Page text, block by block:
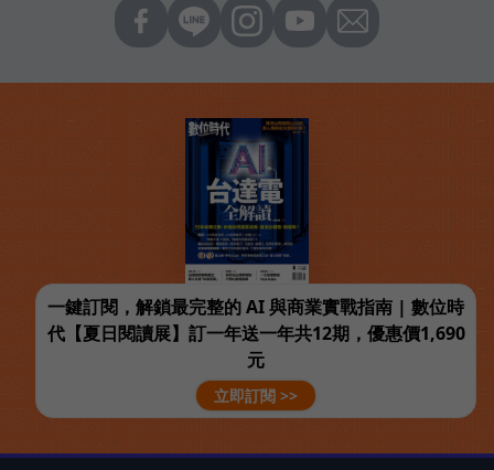
一鍵訂閱，解鎖最完整的 AI 與商業實戰指南 | 數位時
代【夏日閱讀展】訂一年送一年共12期，優惠價1,690
元
立即訂閱 >>